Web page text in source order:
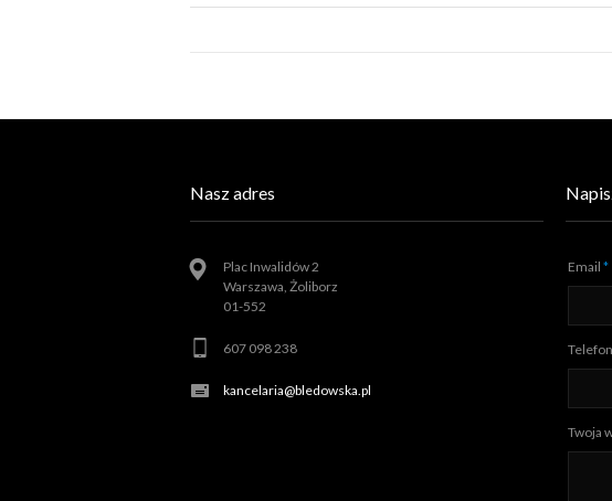
Nasz adres
Plac Inwalidów 2
Warszawa, Żoliborz
01-552
607 098 238
kancelaria@bledowska.pl
Email *
Telefon
Twoja